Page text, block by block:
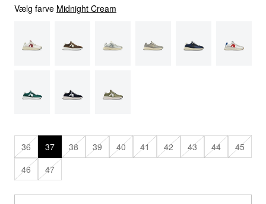
Vælg farve Midnight Cream
36 37 38 39 40 41 42 43 44
45
46
47